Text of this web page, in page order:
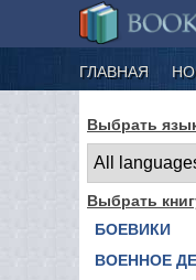
ГЛАВНАЯ
Выбрать
Выбрать
БОЕВИКИ
ВОЕННОЕ